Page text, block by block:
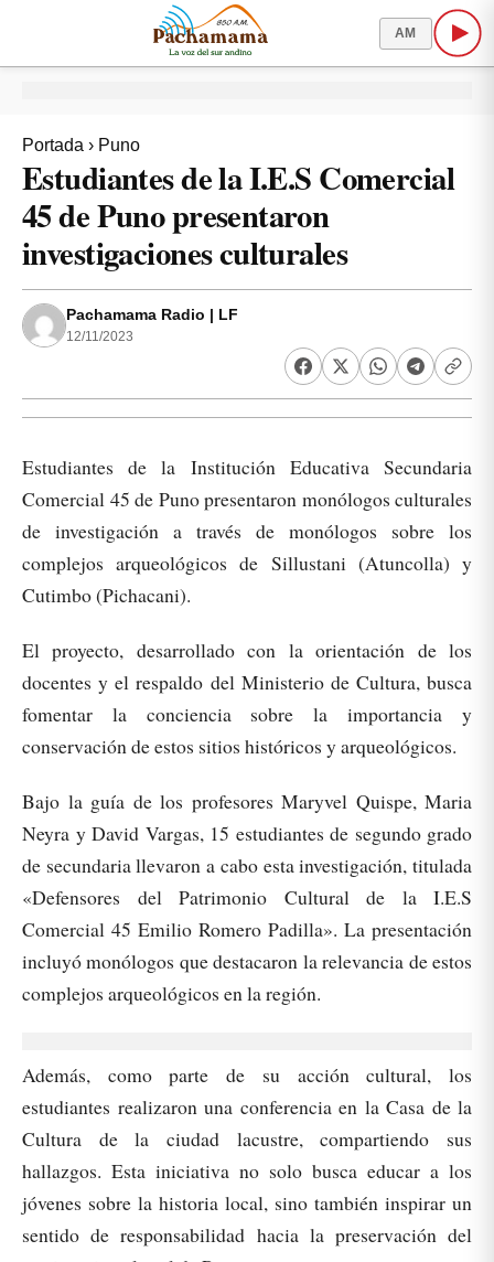
AM
Portada › Puno
Estudiantes de la I.E.S Comercial
45 de Puno presentaron
investigaciones culturales
Pachamama Radio | LF
12/11/2023
Estudiantes de la Institución Educativa Secundaria
Comercial 45 de Puno presentaron monólogos culturales
de investigación a través de monólogos sobre los
complejos arqueológicos de Sillustani (Atuncolla) y
Cutimbo (Pichacani).
El proyecto, desarrollado con la orientación de los
docentes y el respaldo del Ministerio de Cultura, busca
fomentar la conciencia sobre la importancia y
conservación de estos sitios históricos y arqueológicos.
Bajo la guía de los profesores Maryvel Quispe, Maria
Neyra y David Vargas, 15 estudiantes de segundo grado
de secundaria llevaron a cabo esta investigación, titulada
«Defensores del Patrimonio Cultural de la I.E.S
Comercial 45 Emilio Romero Padilla». La presentación
incluyó monólogos que destacaron la relevancia de estos
complejos arqueológicos en la región.
Además, como parte de su acción cultural, los
estudiantes realizaron una conferencia en la Casa de la
Cultura de la ciudad lacustre, compartiendo sus
hallazgos. Esta iniciativa no solo busca educar a los
jóvenes sobre la historia local, sino también inspirar un
sentido de responsabilidad hacia la preservación del